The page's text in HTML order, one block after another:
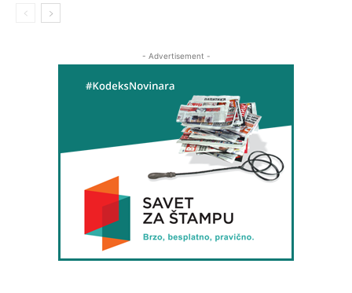
- Advertisement -